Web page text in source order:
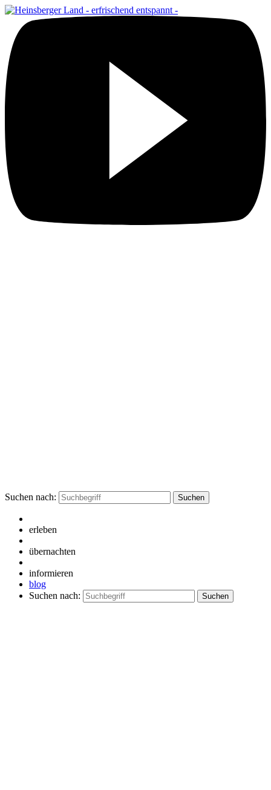
Suchen nach:
erleben
übernachten
informieren
blog
Suchen nach: